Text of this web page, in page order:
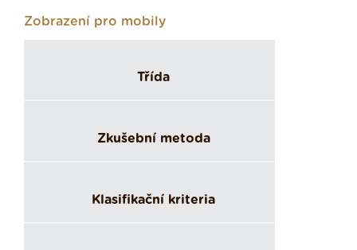
Zobrazení pro mobily
Třída
Zkušební metoda
Klasifikační kriteria